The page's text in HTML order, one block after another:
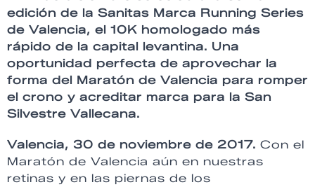
edición de la Sanitas Marca Running Series
de Valencia, el 10K homologado más
rápido de la capital levantina. Una
oportunidad perfecta de aprovechar la
forma del Maratón de Valencia para romper
el crono y acreditar marca para la San
Silvestre Vallecana.
Valencia, 30 de noviembre de 2017. Con el
Maratón de Valencia aún en nuestras
retinas y en las piernas de los